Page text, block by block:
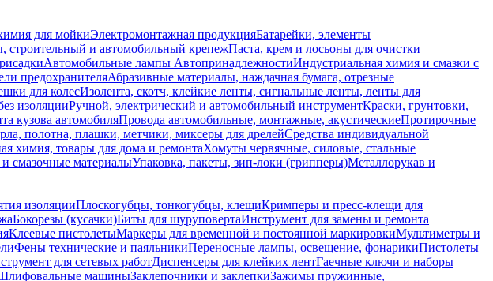
для мойкиЭлектромонтажная продукцияБатарейки, элементы
строительный и автомобильный крепежПаста, крем и лосьоны для очистки
Автомобильные лампы АвтопринадлежностиИндустриальная химия и смазки с
предохранителяАбразивные материалы, наждачная бумага, отрезные
для колесИзолента, скотч, клейкие ленты, сигнальные ленты, ленты для
изоляцииРучной, электрический и автомобильный инструментКраски, грунтовки,
кузова автомобиляПровода автомобильные, монтажные, акустическиеПротирочные
полотна, плашки, метчики, миксеры для дрелейСредства индивидуальной
химия, товары для дома и ремонтаХомуты червячные, силовые, стальные
смазочные материалыУпаковка, пакеты, зип-локи (грипперы)Металлорукав и
изоляцииПлоскогубцы, тонкогубцы, клещиКримперы и пресс-клещи для
Бокорезы (кусачки)Биты для шуруповертаИнструмент для замены и ремонта
Клеевые пистолетыМаркеры для временной и постоянной маркировкиМультиметры и
Фены технические и паяльникиПереносные лампы, освещение, фонарикиПистолеты
для сетевых работДиспенсеры для клейких лентГаечные ключи и наборы
машиныЗаклепочники и заклепкиЗажимы пружинные,